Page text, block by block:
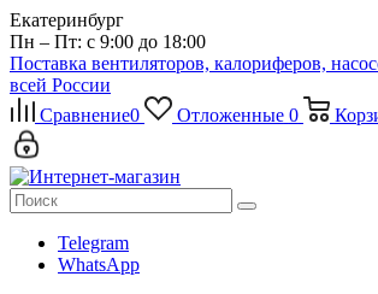
Екатеринбург
Пн – Пт: с 9:00 до 18:00
Поставка вентиляторов, калориферов,
всей России
Сравнение0 Отложенные 0
Telegram
WhatsApp